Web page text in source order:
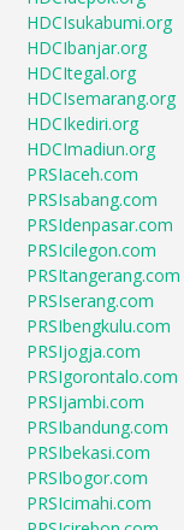
HDCIsukabumi.org
HDCIbanjar.org
HDCItegal.org
HDCIsemarang.org
HDCIkediri.org
HDCImadiun.org
PRSIaceh.com
PRSIsabang.com
PRSIdenpasar.com
PRSIcilegon.com
PRSItangerang.com
PRSIserang.com
PRSIbengkulu.com
PRSIjogja.com
PRSIgorontalo.com
PRSIjambi.com
PRSIbandung.com
PRSIbekasi.com
PRSIbogor.com
PRSIcimahi.com